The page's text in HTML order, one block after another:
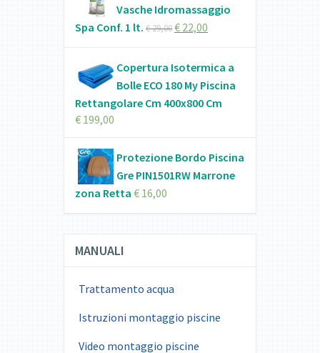
Vasche Idromassaggio
Spa Conf. 1 lt. €29,00€22,00
Copertura Isotermica a
Bolle ECO 180 My Piscina
Rettangolare Cm 400x800 Cm
€199,00
Protezione Bordo Piscina
Gre PIN1501RW Marrone
zona Retta €16,00
MANUALI
Trattamento acqua
Istruzioni montaggio piscine
Video montaggio piscine